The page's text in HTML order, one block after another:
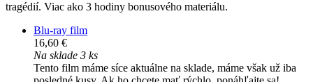
tragédií. Viac ako 3 hodiny bonusového materiálu.
Blu-ray film
16,60 €
Na sklade 3 ks
Tento film máme síce aktuálne na sklade, máme však už iba